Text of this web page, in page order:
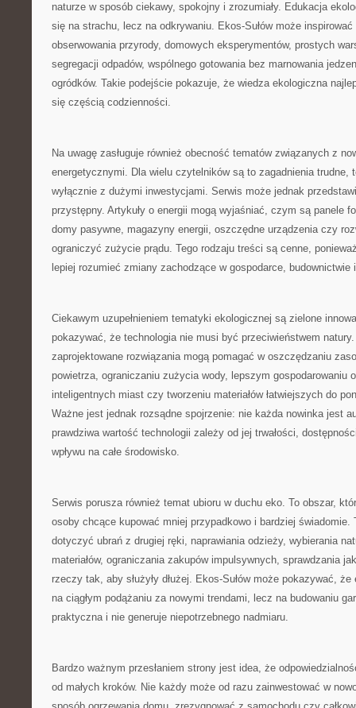
naturze w sposób ciekawy, spokojny i zrozumiały. Edukacja
się na strachu, lecz na odkrywaniu. Ekos-Sułów może
obserwowania przyrody, domowych eksperymentów, prostych
segregacji odpadów, wspólnego gotowania bez marnowania
ogródków. Takie podejście pokazuje, że wiedza ekologiczna
się częścią codzienności.
Na uwagę zasługuje również obecność tematów związanych z
energetycznymi. Dla wielu czytelników są to zagadnienia trudne,
wyłącznie z dużymi inwestycjami. Serwis może jednak
przystępny. Artykuły o energii mogą wyjaśniać, czym są panele
domy pasywne, magazyny energii, oszczędne urządzenia czy
ograniczyć zużycie prądu. Tego rodzaju treści są cenne,
lepiej rozumieć zmiany zachodzące w gospodarce, budownictwie
Ciekawym uzupełnieniem tematyki ekologicznej są zielone
pokazywać, że technologia nie musi być przeciwieństwem
zaprojektowane rozwiązania mogą pomagać w oszczędzaniu
powietrza, ograniczaniu zużycia wody, lepszym gospodarowaniu
inteligentnych miast czy tworzeniu materiałów łatwiejszych do
Ważne jest jednak rozsądne spojrzenie: nie każda nowinka jest
prawdziwa wartość technologii zależy od jej trwałości,
wpływu na całe środowisko.
Serwis porusza również temat ubioru w duchu eko. To obszar,
osoby chcące kupować mniej przypadkowo i bardziej świadomie.
dotyczyć ubrań z drugiej ręki, naprawiania odzieży, wybierania
materiałów, ograniczania zakupów impulsywnych, sprawdzania
rzeczy tak, aby służyły dłużej. Ekos-Sułów może pokazywać,
na ciągłym podążaniu za nowymi trendami, lecz na budowaniu
praktyczna i nie generuje niepotrzebnego nadmiaru.
Bardzo ważnym przesłaniem strony jest idea, że
od małych kroków. Nie każdy może od razu zainwestować w